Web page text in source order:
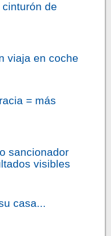
de
viaja en coche
= más
sancionador
visibles
casa...